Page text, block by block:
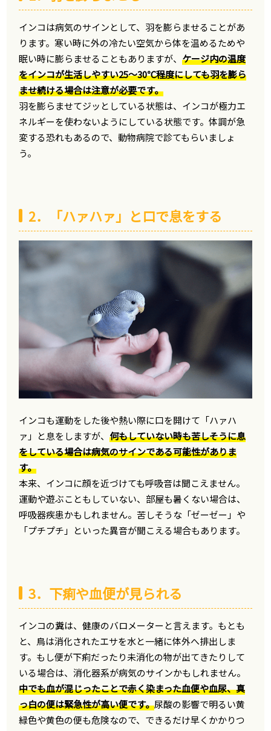
インコは病気のサインとして、羽を膨らませることがあ
ります。寒い時に外の冷たい空気から体を温めるためや
眠い時に膨らませることもありますが、ケージ内の温度
をインコが生活しやすい25～30℃程度にしても羽を膨ら
ませ続ける場合は注意が必要です。
羽を膨らませてジッとしている状態は、インコが極力エ
ネルギーを使わないようにしている状態です。体調が急
変する恐れもあるので、動物病院で診てもらいましょ
う。
2．「ハァハァ」と口で息をする
インコも運動をした後や熱い際に口を開けて「ハァハ
ァ」と息をしますが、何もしていない時も苦しそうに息
をしている場合は病気のサインである可能性がありま
す。
本来、インコに顔を近づけても呼吸音は聞こえません。
運動や遊ぶこともしていない、部屋も暑くない場合は、
呼吸器疾患かもしれません。苦しそうな「ゼーゼー」や
「プチプチ」といった異音が聞こえる場合もあります。
3．下痢や血便が見られる
インコの糞は、健康のバロメーターと言えます。もとも
と、鳥は消化されたエサを水と一緒に体外へ排出しま
す。もし便が下痢だったり未消化の物が出てきたりして
いる場合は、消化器系が病気のサインかもしれません。
中でも血が混じったことで赤く染まった血便や血尿、真
っ白の便は緊急性が高い便です。尿酸の影響で明るい黄
緑色や黄色の便も危険なので、できるだけ早くかかりつ